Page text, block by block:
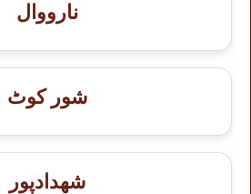
نارووال
شور کوٹ
شهدادپور